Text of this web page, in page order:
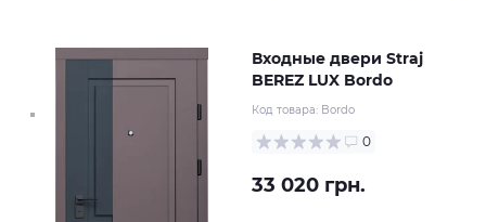
Входные двери Straj
BEREZ LUX Bordo
Код товара: Bordo
0
33 020 грн.